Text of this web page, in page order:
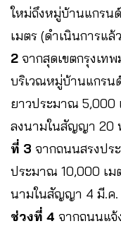
ใหม่ถึงหมู่บ้านแกรน
เมตร (ดำเนินการแล้
2 จากสุดเขตกรุงเท
บริเวณหมู่บ้านแกรน
ยาวประมาณ 5,000
ลงนามในสัญญา 20
ที่ 3 จากถนนสรงปร
ประมาณ 10,000 เม
นามในสัญญา 4 มี.ค.
ช่วงที่ 4 จากถนนแจ้